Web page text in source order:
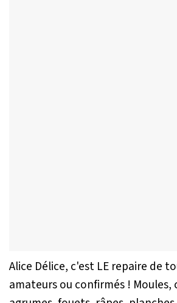
Alice Délice, c'est LE repaire de
amateurs ou confirmés ! Moules,